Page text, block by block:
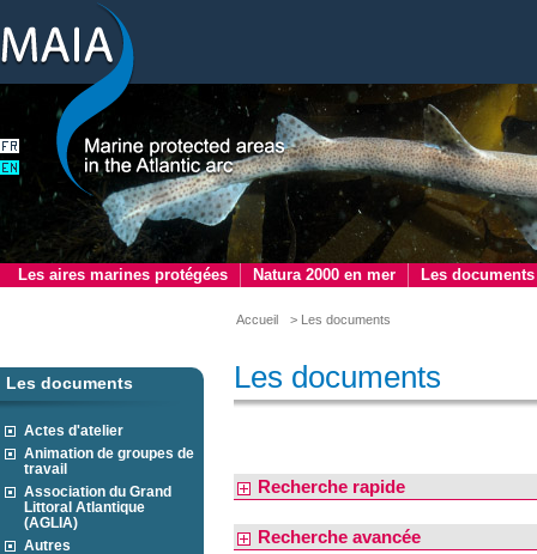
Les aires marines protégées Natura 2000 en mer Les documents
Accueil > Les documents
Les documents
Actes d'atelier
Animation de groupes de
travail
Association du Grand
Littoral Atlantique
(AGLIA)
Autres
Les documents
Recherche rapide
Recherche avancée